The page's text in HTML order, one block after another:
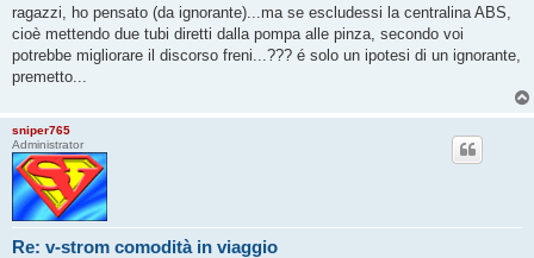
s
s
a
g
i
ragazzi, ho pensato (da ignorante)...ma se escludessi la centralina ABS,
cioè mettendo due tubi diretti dalla pompa alle pinza, secondo voi
potrebbe migliorare il discorso freni...??? é solo un ipotesi di un ignorante,
premetto...
sniper765
Administrator
Re: v-strom comodità in viaggio